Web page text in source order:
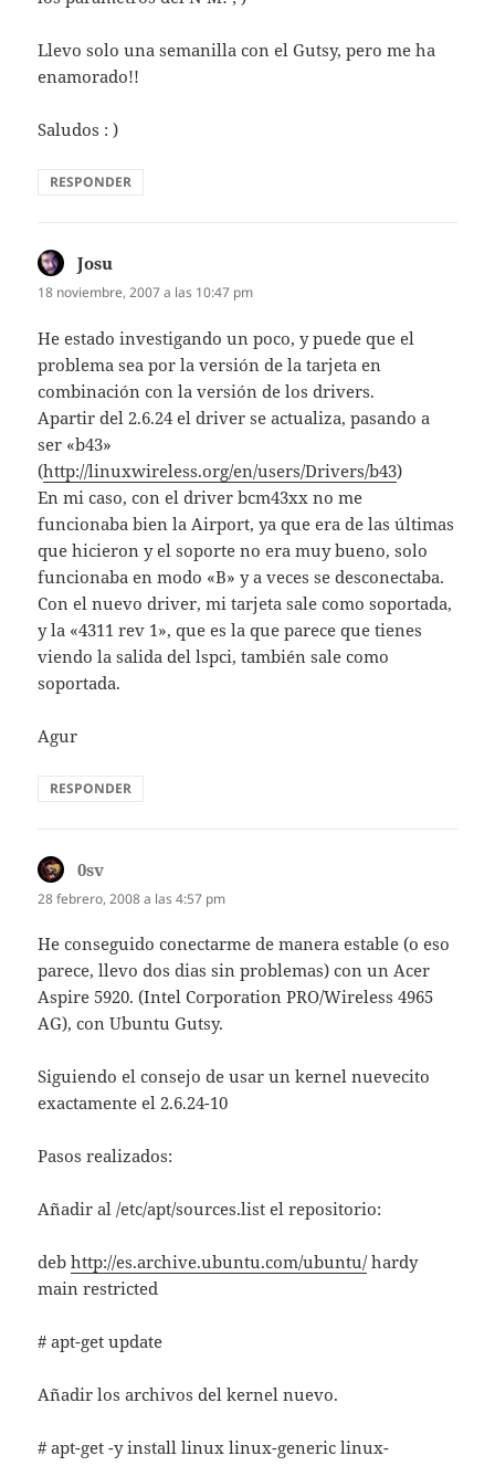
Llevo solo una semanilla con el Gutsy, pero me ha
enamorado!!
Saludos : )
RESPONDER
Josu
18 noviembre, 2007 a las 10:47 pm
He estado investigando un poco, y puede que el
problema sea por la versión de la tarjeta en
combinación con la versión de los drivers.
Apartir del 2.6.24 el driver se actualiza, pasando a
ser «b43»
(http://linuxwireless.org/en/users/Drivers/b43)
En mi caso, con el driver bcm43xx no me
funcionaba bien la Airport, ya que era de las últimas
que hicieron y el soporte no era muy bueno, solo
funcionaba en modo «B» y a veces se desconectaba.
Con el nuevo driver, mi tarjeta sale como soportada,
y la «4311 rev 1», que es la que parece que tienes
viendo la salida del lspci, también sale como
soportada.
Agur
RESPONDER
0sv
28 febrero, 2008 a las 4:57 pm
He conseguido conectarme de manera estable (o eso
parece, llevo dos dias sin problemas) con un Acer
Aspire 5920. (Intel Corporation PRO/Wireless 4965
AG), con Ubuntu Gutsy.
Siguiendo el consejo de usar un kernel nuevecito
exactamente el 2.6.24-10
Pasos realizados:
Añadir al /etc/apt/sources.list el repositorio:
debhttp://es.archive.ubuntu.com/ubuntu/hardy
main restricted
# apt-get update
Añadir los archivos del kernel nuevo.
# apt-get -y install linux linux-generic linux-